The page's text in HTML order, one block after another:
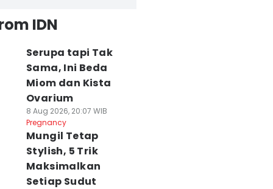
IDN
Serupa tapi Tak
Sama, Ini Beda
Miom dan Kista
Ovarium
8 Aug 2026, 20:07 WIB
Pregnancy
Mungil Tetap
Stylish, 5 Trik
Maksimalkan
Setiap Sudut